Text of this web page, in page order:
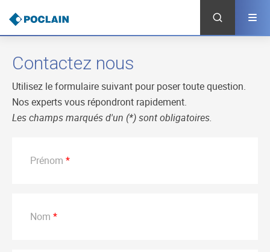
contenu
principal
Contactez nous
Utilisez le formulaire suivant pour poser toute question.
Nos experts vous répondront rapidement.
Les champs marqués d'un (*) sont obligatoires.
Prénom
Nom